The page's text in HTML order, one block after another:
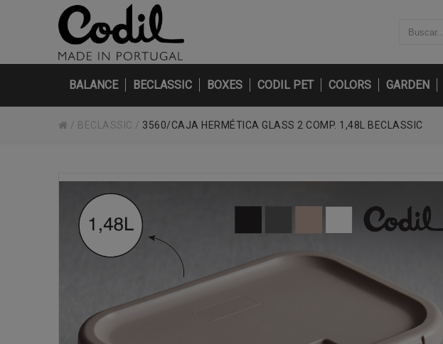
BALANCE BECLASSIC BOXES CODIL PET COLORS GARDEN
/ BECLASSIC / 3560/CAJA HERMÉTICA GLASS 2 COMP. 1,48L BECLASSIC